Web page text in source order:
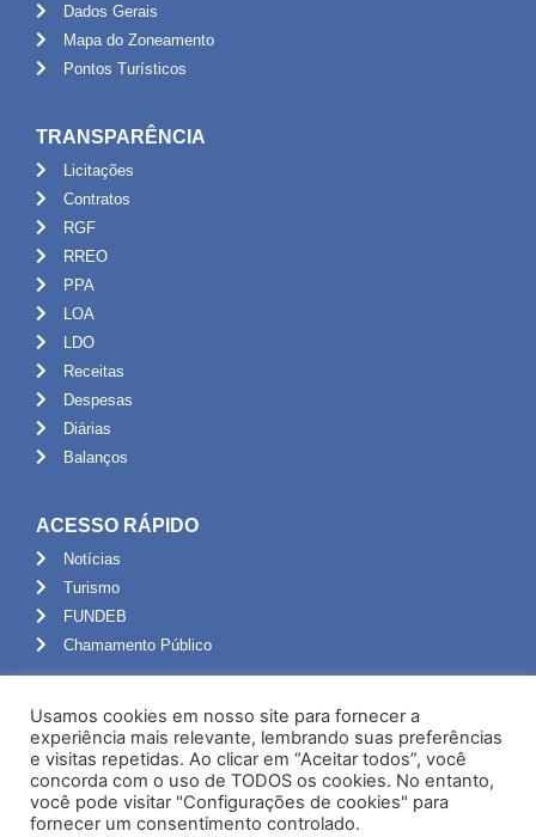
Dados Gerais
Mapa do Zoneamento
Pontos Turísticos
TRANSPARÊNCIA
Licitações
Contratos
RGF
RREO
PPA
LOA
LDO
Receitas
Despesas
Diárias
Balanços
ACESSO RÁPIDO
Notícias
Turismo
FUNDEB
Chamamento Público
Portal do Servidor
Webmail
Administração
Usamos cookies em nosso site para fornecer a
experiência mais relevante, lembrando suas preferências
e visitas repetidas. Ao clicar em “Aceitar todos”, você
concorda com o uso de TODOS os cookies. No entanto,
você pode visitar "Configurações de cookies" para
fornecer um consentimento controlado.